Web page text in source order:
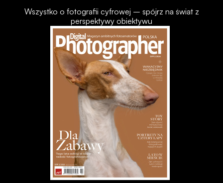
Wszystko o fotografii cyfrowej – spójrz na świat z
perspektywy obiektywu